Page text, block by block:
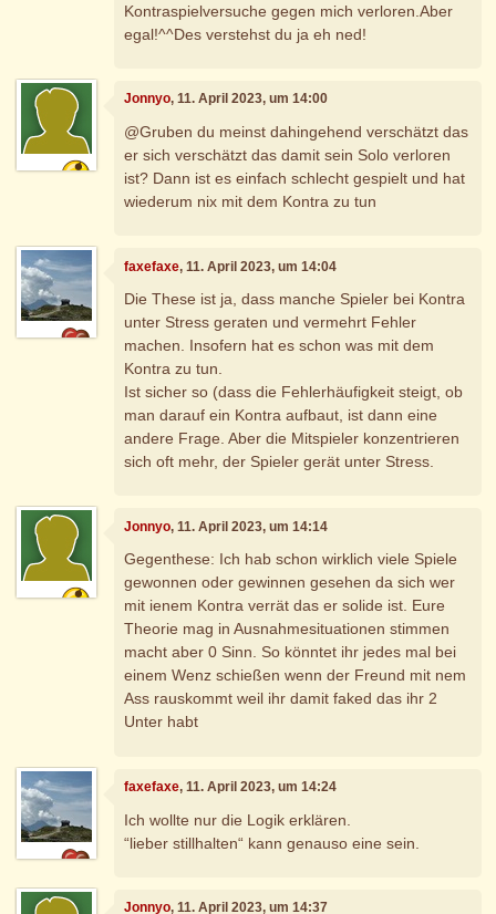
Kontraspielversuche gegen mich verloren.Aber
egal!^^Des verstehst du ja eh ned!
Jonnyo, 11. April 2023, um 14:00
@Gruben du meinst dahingehend verschätzt das
er sich verschätzt das damit sein Solo verloren
ist? Dann ist es einfach schlecht gespielt und hat
wiederum nix mit dem Kontra zu tun
faxefaxe, 11. April 2023, um 14:04
Die These ist ja, dass manche Spieler bei Kontra
unter Stress geraten und vermehrt Fehler
machen. Insofern hat es schon was mit dem
Kontra zu tun.
Ist sicher so (dass die Fehlerhäufigkeit steigt, ob
man darauf ein Kontra aufbaut, ist dann eine
andere Frage. Aber die Mitspieler konzentrieren
sich oft mehr, der Spieler gerät unter Stress.
Jonnyo, 11. April 2023, um 14:14
Gegenthese: Ich hab schon wirklich viele Spiele
gewonnen oder gewinnen gesehen da sich wer
mit ienem Kontra verrät das er solide ist. Eure
Theorie mag in Ausnahmesituationen stimmen
macht aber 0 Sinn. So könntet ihr jedes mal bei
einem Wenz schießen wenn der Freund mit nem
Ass rauskommt weil ihr damit faked das ihr 2
Unter habt
faxefaxe, 11. April 2023, um 14:24
Ich wollte nur die Logik erklären.
“lieber stillhalten“ kann genauso eine sein.
Jonnyo, 11. April 2023, um 14:37